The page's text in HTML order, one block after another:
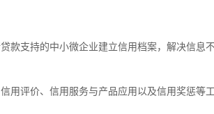
款支持的中小微企业建立信用档案，解决信息
评价、信用服务与产品应用以及信用奖惩等工